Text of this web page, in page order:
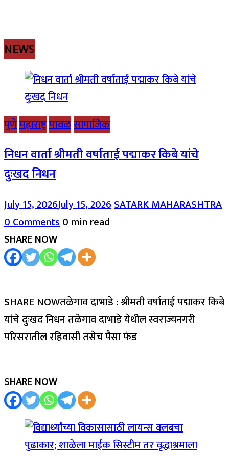
NEWS
पुणेमहाराष्ट्रमावळसामाजिक
निधन वार्ता श्रीमती वर्षाताई पद्माकर किबे यांचे
दुःखद निधन
July 15, 2026July 15, 2026SATARK MAHARASHTRA
0 Comments0 min read
SHARE NOW
SHARE NOWतळेगाव दाभाडे : श्रीमती वर्षाताई पद्माकर किबे
यांचे दुःखद निधन तळेगाव दाभाडे येथील स्वराज्यनगरी
परिसरातील रहिवासी तसेच पैसा फंड
SHARE NOW